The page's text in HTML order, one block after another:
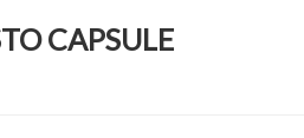
CAPSULE